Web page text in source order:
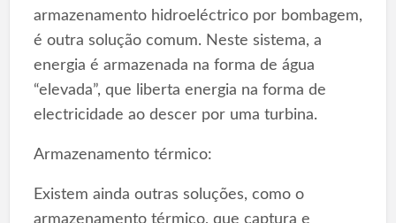
armazenamento hidroeléctrico por bombagem,
é outra solução comum. Neste sistema, a
energia é armazenada na forma de água
“elevada”, que liberta energia na forma de
electricidade ao descer por uma turbina.
Armazenamento térmico:
Existem ainda outras soluções, como o
armazenamento térmico, que captura e